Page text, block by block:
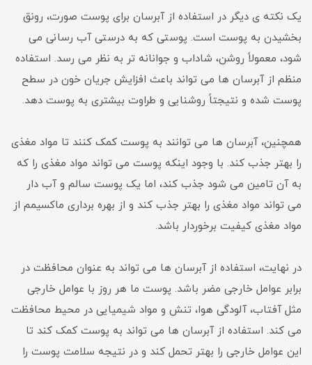
یک نکته ی دیگر در استفاده از آبرسان برای پوست صورت، رونق
بخشیدن به پوست است. پوستی که به درستی آب رسانی می
شود، معمولاً روشن، شاداب و جوانانه تر به نظر می رسد. استفاده
منظم از آبرسان ها می تواند باعث افزایش جریان خون در سطح
پوست شده و نتیجتاً روشنایی و طراوت بیشتری به پوست دهد.
همچنین، آبرسان ها می توانند به پوست کمک کنند تا مواد مغذی
را بهتر جذب کند. با وجود اینکه پوست می تواند مواد مغذی را که
به آن تامین می شود جذب کند، اما یک پوست سالم و آب دار
می تواند مواد مغذی را بهتر جذب کند و از بهره برداری ماکسیمم از
مواد مغذی کیفیت برخوردار باشد.
در نهایت، استفاده از آبرسان ها می تواند به عنوان محافظت در
برابر عوامل خارجی مضر باشد. پوست ما هر روز با عوامل خارجی
مثل آفتاب، آلودگی هوا، تنش و مواد شیمیایی در محیط محافظت
می کند. استفاده از آبرسان ها می تواند به پوست کمک کند تا
این عوامل خارجی را بهتر تحمل کند و در نتیجه سلامت پوست را